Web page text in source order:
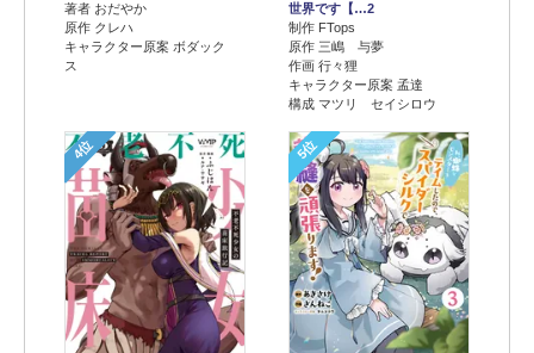
著者 おだやか
原作 クレハ
キャラクター原案 ボダック
ス
世界です【…2
制作 FTops
原作 三嶋 与夢
作画 行々狸
キャラクター原案 孟達
構成 マツリ セイシロウ
4位 5位